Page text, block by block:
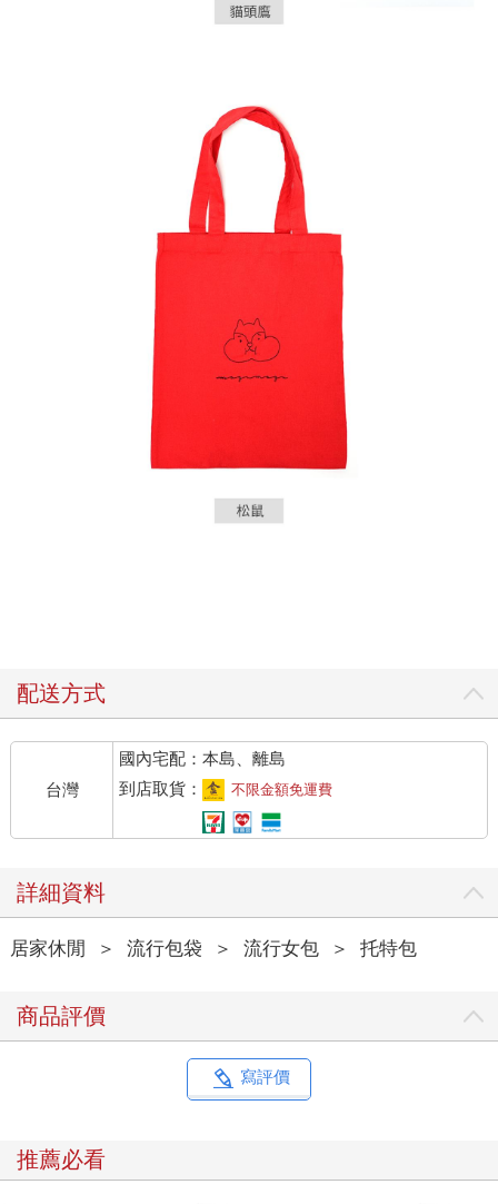
配送方式
台灣
國內宅配：本島、離島
到店取貨：
不限金額免運費
詳細資料
居家休閒 ＞ 流行包袋 ＞ 流行女包 ＞ 托特包
商品評價
寫評價
推薦必看